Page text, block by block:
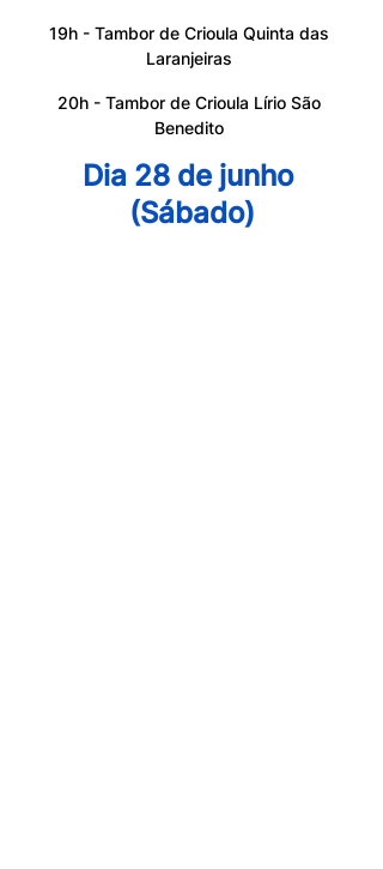
19h - Tambor de Crioula Quinta das
Laranjeiras
20h - Tambor de Crioula Lírio São
Benedito
Dia 28 de junho
(Sábado)